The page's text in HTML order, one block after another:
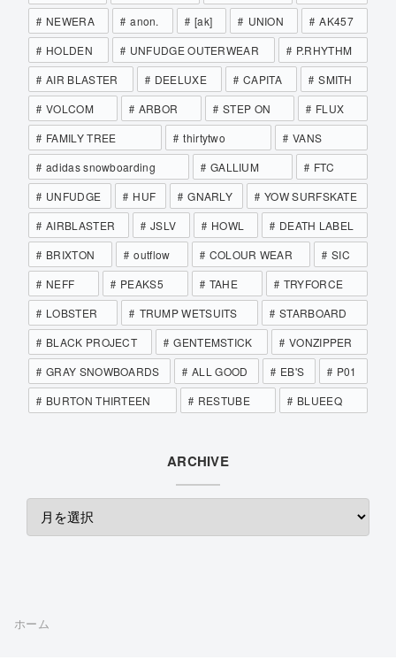
NEWERA
anon. [ak] UNION
AK457
HOLDEN
UNFUDGE OUTERWEAR
P.RHYTHM
AIR BLASTER
DEELUXE CAPITA
SMITH
VOLCOM
ARBOR STEP ON
FLUX
FAMILY TREE
thirtytwo
VANS
adidas snowboarding
GALLIUM
FTC
UNFUDGE
HUF GNARLY
YOW SURFSKATE
AIRBLASTER
JSLV HOWL
DEATH LABEL
BRIXTON
outflow COLOUR WEAR
SIC
NEFF
PEAKS5 TAHE
TRYFORCE
LOBSTER
TRUMP WETSUITS
STARBOARD
BLACK PROJECT
GENTEMSTICK
VONZIPPER
GRAY SNOWBOARDS
ALL GOOD EB'S
P01
BURTON THIRTEEN
RESTUBE BLUEEQ
ARCHIVE
ホーム